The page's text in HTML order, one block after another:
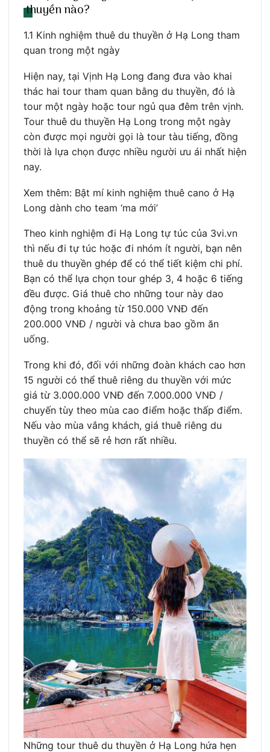
thuyền nào?
1.1 Kinh nghiệm thuê du thuyền ở Hạ Long tham
quan trong một ngày
Hiện nay, tại Vịnh Hạ Long đang đưa vào khai
thác hai tour tham quan bằng du thuyền, đó là
tour một ngày hoặc tour ngủ qua đêm trên vịnh.
Tour thuê du thuyền Hạ Long trong một ngày
còn được mọi người gọi là tour tàu tiếng, đồng
thời là lựa chọn được nhiều người ưu ái nhất hiện
nay.
Xem thêm: Bật mí kinh nghiệm thuê cano ở Hạ
Long dành cho team ‘ma mới’
Theo kinh nghiệm đi Hạ Long tự túc của 3vi.vn
thì nếu đi tự túc hoặc đi nhóm ít người, bạn nên
thuê du thuyền ghép để có thể tiết kiệm chi phí.
Bạn có thể lựa chọn tour ghép 3, 4 hoặc 6 tiếng
đều được. Giá thuê cho những tour này dao
động trong khoảng từ 150.000 VNĐ đến
200.000 VNĐ / người và chưa bao gồm ăn
uống.
Trong khi đó, đối với những đoàn khách cao hơn
15 người có thể thuê riêng du thuyền với mức
giá từ 3.000.000 VNĐ đến 7.000.000 VNĐ /
chuyến tùy theo mùa cao điểm hoặc thấp điểm.
Nếu vào mùa vắng khách, giá thuê riêng du
thuyền có thể sẽ rẻ hơn rất nhiều.
Những tour thuê du thuyền ở Hạ Long hứa hẹn